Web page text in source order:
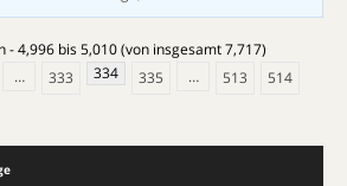
- 4,996 bis 5,010 (von insgesamt 7,717)
… 333 334 335 … 513
514